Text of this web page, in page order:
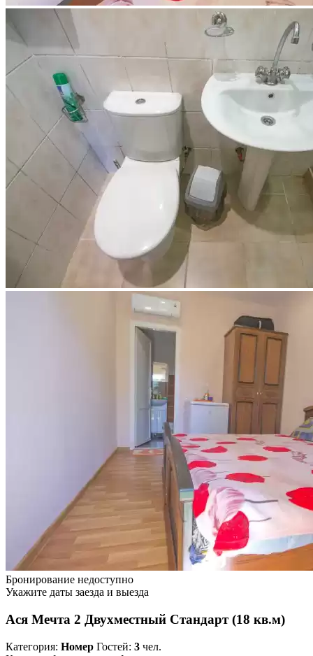
Бронирование недоступно
Укажите даты заезда и выезда
Ася Мечта 2 Двухместный Стандарт (18 кв.м)
Категория: Номер Гостей: 3 чел.